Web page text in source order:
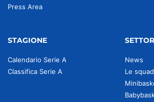
Press Area
STAGIONE
Calendario Serie A
Classifica Serie A
News
Le